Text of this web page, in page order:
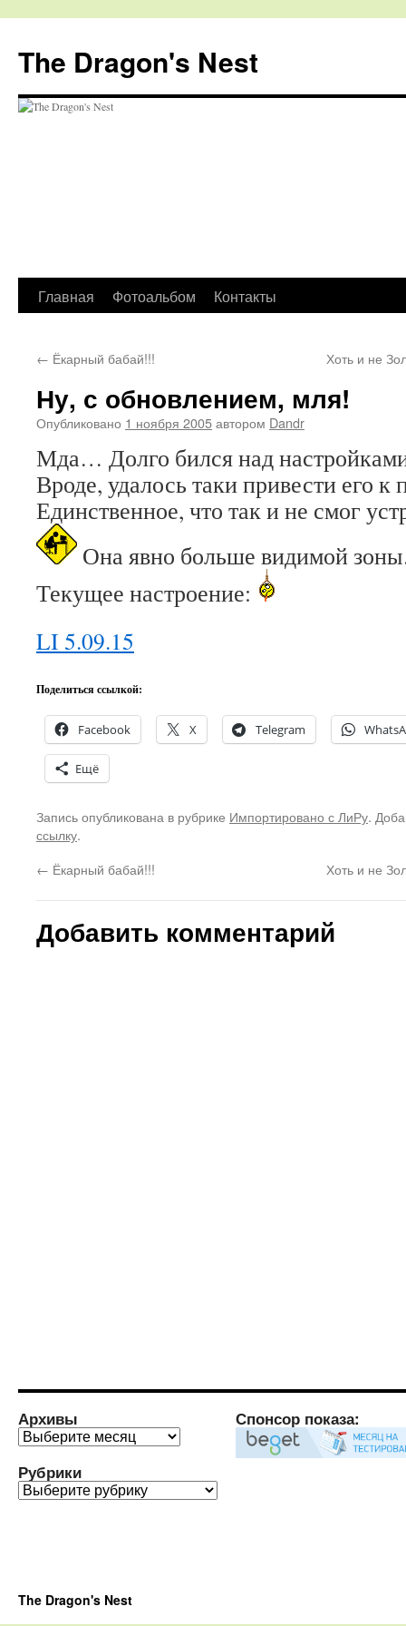
The Dragon's Nest
Перейти
содержимому
Главная Фотоальбом Контакты
← Ёкарный бабай!!! Хоть и не
Ну, с обновлением, мля!
Опубликовано 1 ноября 2005автором Dandr
Мда… Долго бился над
Вроде, удалось таки привести его
Единственное, что так и не смог
Она явно больше видимой
Текущее настроение:
LI 5.09.15
Поделиться ссылкой:
Facebook X Telegram
Ещё
Запись опубликована в рубрике Импортировано с ЛиРу.
ссылку.
← Ёкарный бабай!!! Хоть и не
Добавить комментарий
Архивы
Архивы
Рубрики
Рубрики
Спонсор показа:
The Dragon's Nest